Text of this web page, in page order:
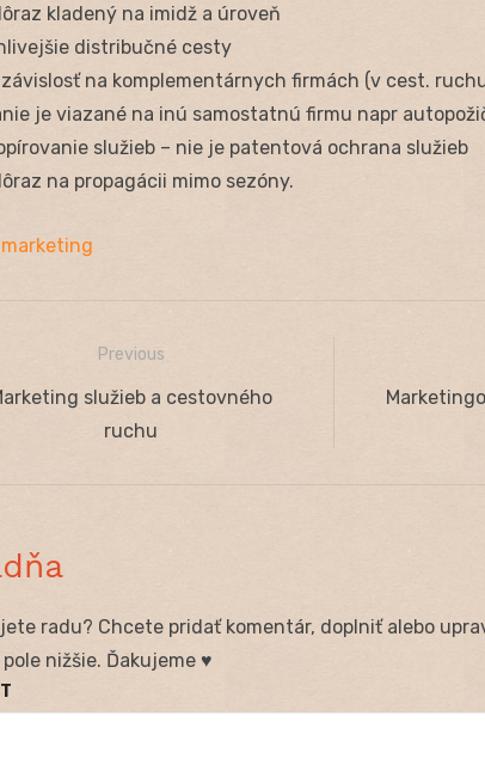
kladený na imidž a úroveň
distribučné cesty
závislosť na komplementárnych firmách (v cest.
je viazané na inú samostatnú firmu napr
služieb – nie je patentová ochrana služieb
na propagácii mimo sezóny.
marketing
Previous
služieb a cestovného
ruchu
Next
radu? Chcete pridať komentár, doplniť alebo
nižšie. Ďakujeme ♥